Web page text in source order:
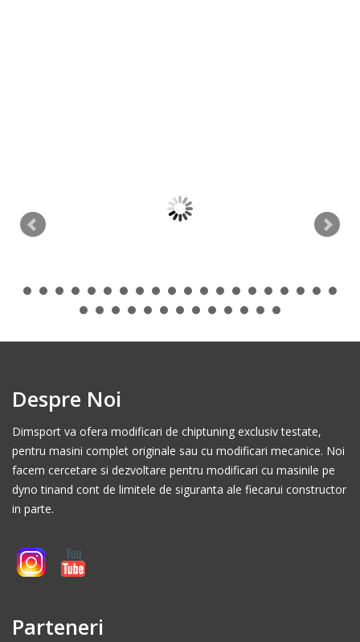
Despre Noi
Dimsport va ofera modificari de chiptuning exclusiv testate,
pentru masini complet originale sau cu modificari mecanice. Noi
facem cercetare si dezvoltare pentru modificari cu masinile pe
dyno tinand cont de limitele de siguranta ale fiecarui constructor
in parte.
Parteneri